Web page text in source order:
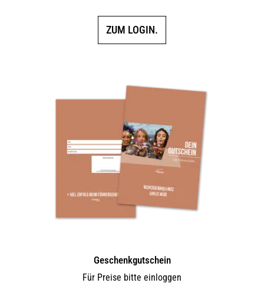
ZUM LOGIN.
Geschenkgutschein
Für Preise bitte einloggen